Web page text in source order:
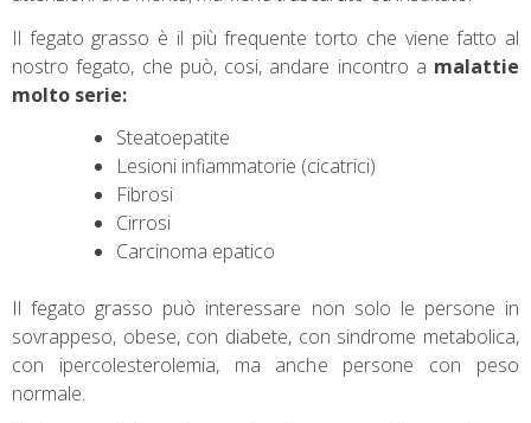
Il fegato grasso è il più frequente torto che viene fatto al
nostro fegato, che può, cosi, andare incontro a malattie
molto serie:
Steatoepatite
Lesioni infiammatorie (cicatrici)
Fibrosi
Cirrosi
Carcinoma epatico
Il fegato grasso può interessare non solo le persone in
sovrappeso, obese, con diabete, con sindrome metabolica,
con ipercolesterolemia, ma anche persone con peso
normale.